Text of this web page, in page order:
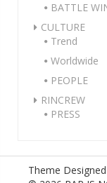
BATTLE
CULTURE
Trend
Worldwide
PEOPLE
RINCREW
PRESS
Theme